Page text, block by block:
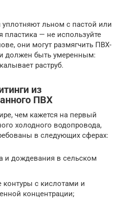
льном с пастой или
— не используйте
они могут размягчить ПВХ-
должен быть умеренным:
раструб.
из
ПВХ
чем кажется на первый
холодного водопровода,
в следующих сферах:
и дождевания в сельском
с кислотами и
концентрации;